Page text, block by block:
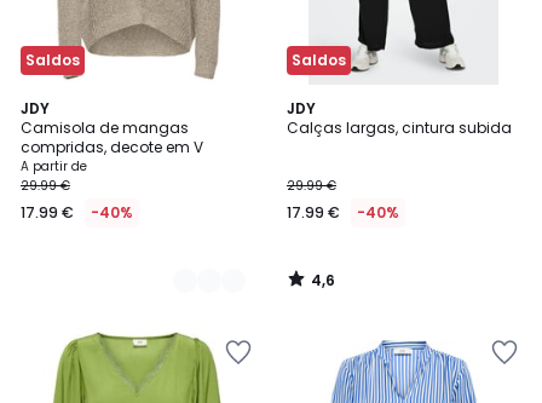
Saldos
JDY
Camisola de mangas
compridas, decote em V
A partir de
29.99 €
17.99 € -40%
2
Cores
Saldos
JDY
Calças largas, cintura subida
29.99 €
17.99 € -40%
4,6
/ 5
4,6
/